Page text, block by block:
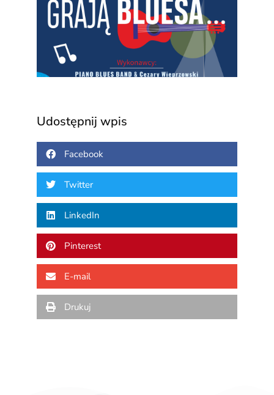
Udostępnij wpis
Facebook
Twitter
LinkedIn
Pinterest
E-mail
Drukuj